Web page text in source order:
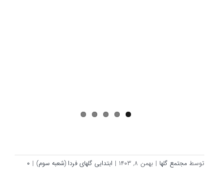
توسط مجتمع گلها | بهمن ۸, ۱۴۰۳ | ابتدایی گلهای فردا (شعبه سوم) | ۰